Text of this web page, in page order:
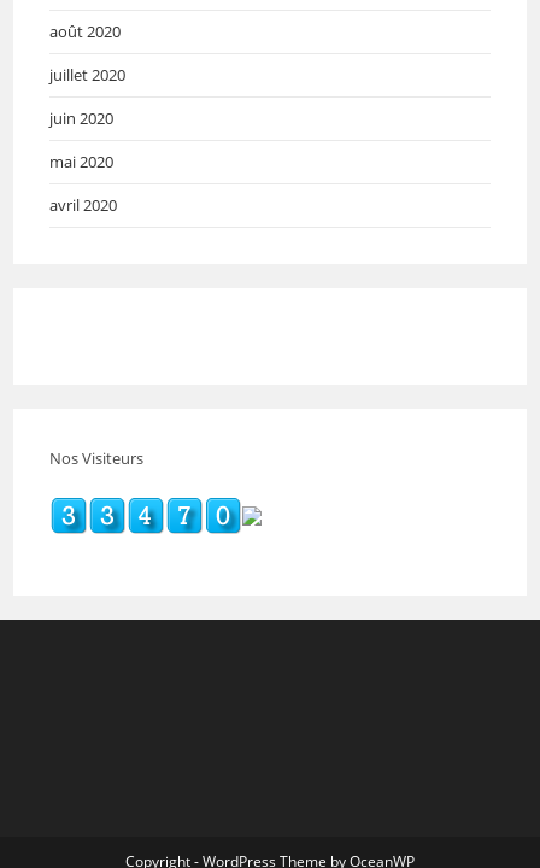
août 2020
juillet 2020
juin 2020
mai 2020
avril 2020
Nos Visiteurs
Copyright - WordPress Theme by OceanWP